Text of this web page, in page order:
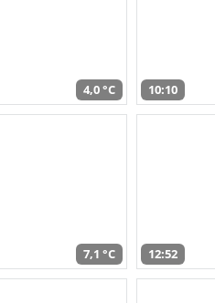
4,0 °C 10:10
7,1 °C 12:52